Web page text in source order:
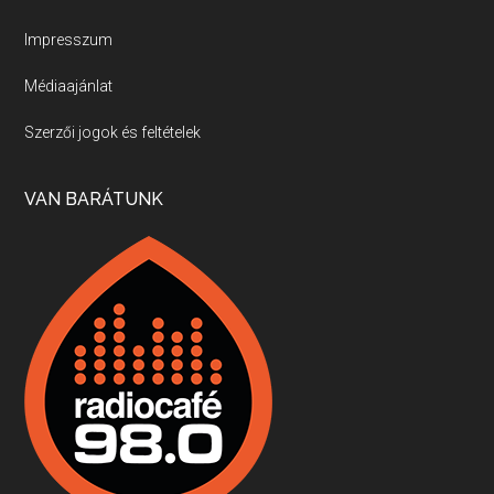
Villány, kékfrankos, Jackfall
Apr 17, 2026 • 00:35:38
Boston, teadélután, bab és homár
Apr 9, 2026 • 00:37:17
Fermentáljunk, a testünk meghálálja!
Apr 3, 2026 • 00:36:07
Impresszum
Médiaajánlat
Szerzői jogok és feltételek
VAN BARÁTUNK